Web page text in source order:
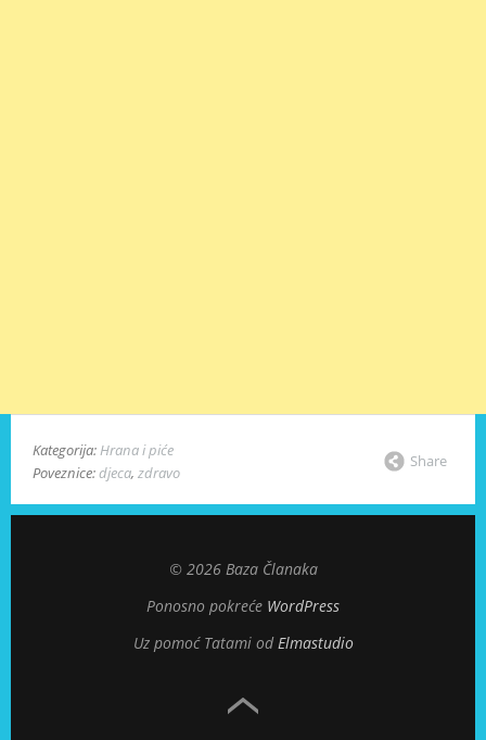
Kategorija:Hrana i piće
Poveznice:djeca, zdravo
Share
© 2026 Baza Članaka
Ponosno pokreće WordPress
Uz pomoć Tatami odElmastudio